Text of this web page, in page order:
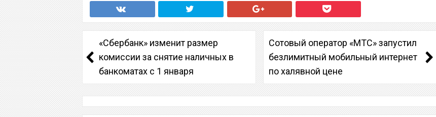
«Сбербанк» изменит размер
комиссии за снятие наличных в
банкоматах с 1 января
Сотовый оператор «МТС» запустил
безлимитный мобильный интернет
по халявной цене